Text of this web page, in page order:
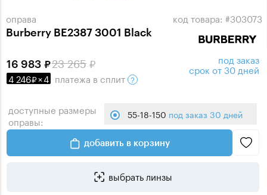
оправа
Burberry BE2387 3001 Black
код товара: #303073
23 265
16 983
4 246 ×4 платежа в сплит
под заказ
срок от 30 дней
доступные размеры
оправы:
55-18-150 под заказ 30 дней
добавить в корзину
выбрать линзы